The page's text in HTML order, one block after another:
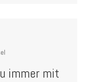
immer mit